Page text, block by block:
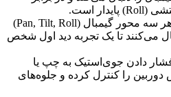
هر سه محور گیمبال (Pan, Tilt, Roll)
می‌کنند تا یک تجربه دید اول شخص
فشار دادن جوی‌استیک به چپ یا
را کنترل کرده و جلوه‌های